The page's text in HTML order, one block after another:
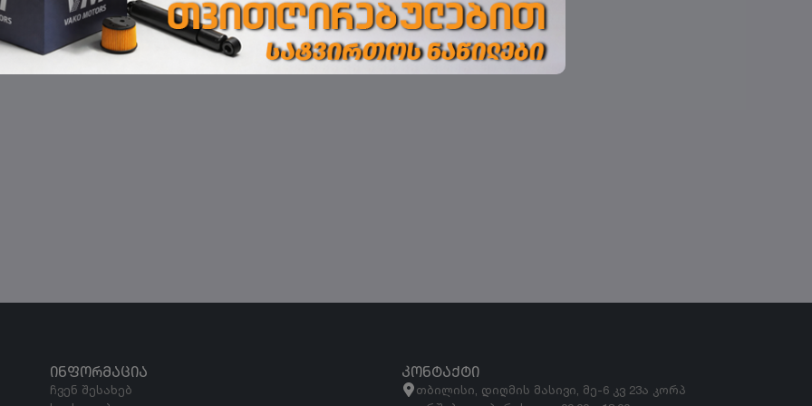
ᲘᲜᲤᲝᲠᲛᲐᲪᲘᲐ
ჩვენ შესახებ
ᲙᲝᲜᲢᲐᲥᲢᲘ
თბილისი, დიღმის მასივი, მე-6 კვ 23ა კორპ